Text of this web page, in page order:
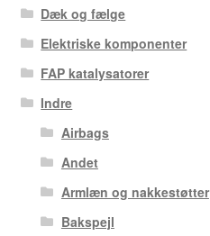
Dæk og fælge
Elektriske komponenter
FAP katalysatorer
Indre
Airbags
Andet
Armlæn og nakkestøtter
Bakspejl